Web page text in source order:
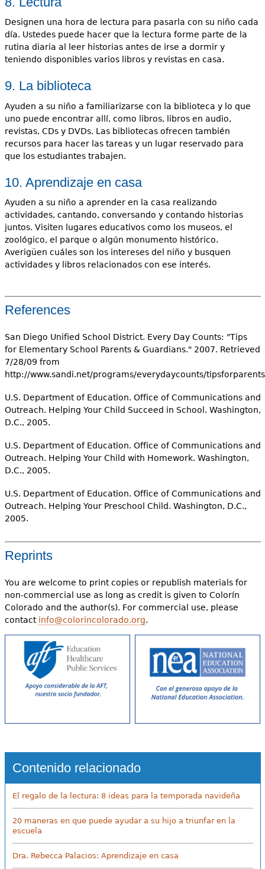
Designen una hora de lectura para pasarla con su niño cada
día. Ustedes puede hacer que la lectura forme parte de la
rutina diaria al leer historias antes de irse a dormir y
teniendo disponibles varios libros y revistas en casa.
9. La biblioteca
Ayuden a su niño a familiarizarse con la biblioteca y lo que
uno puede encontrar allí, como libros, libros en audio,
revistas, CDs y DVDs. Las bibliotecas ofrecen también
recursos para hacer las tareas y un lugar reservado para
que los estudiantes trabajen.
10. Aprendizaje en casa
Ayuden a su niño a aprender en la casa realizando
actividades, cantando, conversando y contando historias
juntos. Visiten lugares educativos como los museos, el
zoológico, el parque o algún monumento histórico.
Averigüen cuáles son los intereses del niño y busquen
actividades y libros relacionados con ese interés.
References
San Diego Unified School District. Every Day Counts: "Tips
for Elementary School Parents & Guardians." 2007. Retrieved
7/28/09 from
http://www.sandi.net/programs/everydaycounts/
U.S. Department of Education. Office of Communications and
Outreach. Helping Your Child Succeed in School. Washington,
D.C., 2005.
U.S. Department of Education. Office of Communications and
Outreach. Helping Your Child with Homework. Washington,
D.C., 2005.
U.S. Department of Education. Office of Communications and
Outreach. Helping Your Preschool Child. Washington, D.C.,
2005.
Reprints
You are welcome to print copies or republish materials for
non-commercial use as long as credit is given to Colorín
Colorado and the author(s). For commercial use, please
contact info@colorincolorado.org.
Contenido relacionado
El regalo de la lectura: 8 ideas para la temporada navideña
20 maneras en que puede ayudar a su hijo a triunfar en la
escuela
Dra. Rebecca Palacios: Aprendizaje en casa